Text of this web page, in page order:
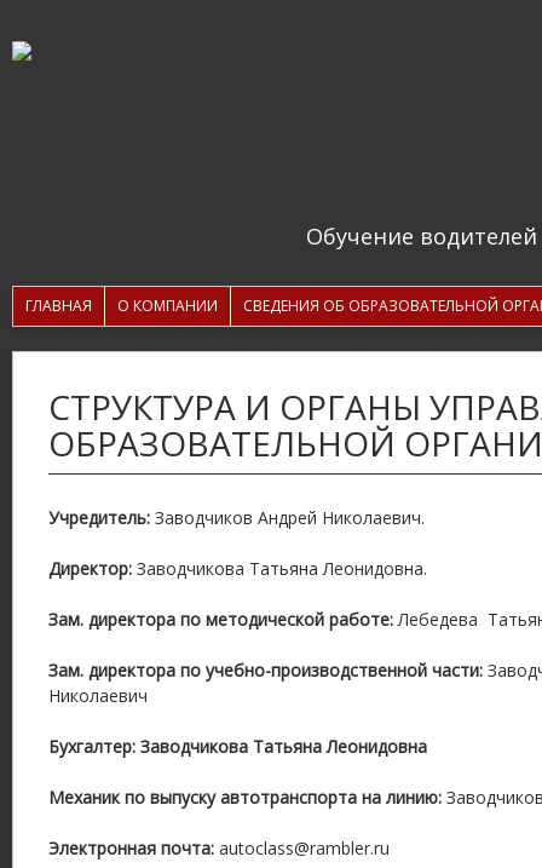
Обучение
ГЛАВНАЯ О КОМПАНИИ СВЕДЕНИЯ ОБ ОБРАЗОВАТЕЛЬНОЙ
СТРУКТУРА И ОРГАНЫ
ОБРАЗОВАТЕЛЬНОЙ
Учредитель: Заводчиков Андрей Николаевич.
Директор: Заводчикова Татьяна Леонидовна.
Зам. директора по методической работе:Лебедева
Зам. директора по учебно-производственной части:
Николаевич
Бухгалтер: Заводчикова Татьяна Леонидовна
Механик по выпуску автотранспорта на линию:
Электронная почта: autoclass@rambler.ru